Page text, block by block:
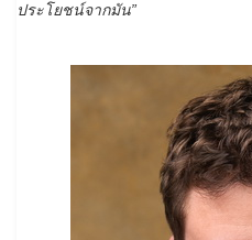
ประโยชน์จากมัน”